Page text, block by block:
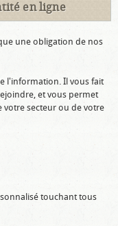
en ligne
une obligation de nos
l'information. Il vous fait
et vous permet
secteur ou de votre
touchant tous